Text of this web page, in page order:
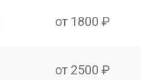
от 1800 ₽
от 2500 ₽